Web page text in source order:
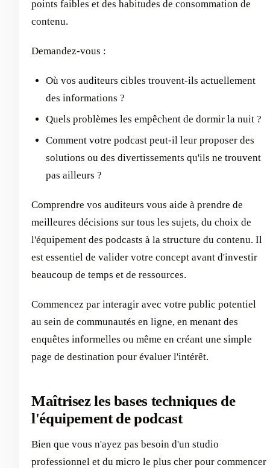
points faibles et des habitudes de consommation de
contenu.
Demandez-vous :
Où vos auditeurs cibles trouvent-ils actuellement
des informations ?
Quels problèmes les empêchent de dormir la nuit ?
Comment votre podcast peut-il leur proposer des
solutions ou des divertissements qu'ils ne trouvent
pas ailleurs ?
Comprendre vos auditeurs vous aide à prendre de
meilleures décisions sur tous les sujets, du choix de
l'équipement des podcasts à la structure du contenu. Il
est essentiel de valider votre concept avant d'investir
beaucoup de temps et de ressources.
Commencez par interagir avec votre public potentiel
au sein de communautés en ligne, en menant des
enquêtes informelles ou même en créant une simple
page de destination pour évaluer l'intérêt.
Maîtrisez les bases techniques de
l'équipement de podcast
Bien que vous n'ayez pas besoin d'un studio
professionnel et du micro le plus cher pour commencer